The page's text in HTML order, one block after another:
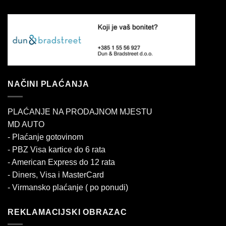
NAČINI PLAĆANJA
PLAĆANJE NA PRODAJNOM MJESTU
MD AUTO
- Plaćanje gotovinom
- PBZ Visa kartice do 6 rata
- American Express do 12 rata
- Diners, Visa i MasterCard
- Virmansko plaćanje ( po ponudi)
REKLAMACIJSKI OBRAZAC